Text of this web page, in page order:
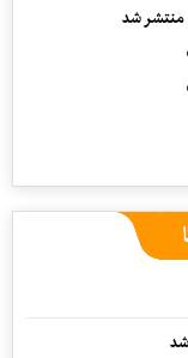
منتشر شد